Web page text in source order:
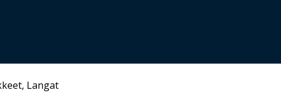
, Langat